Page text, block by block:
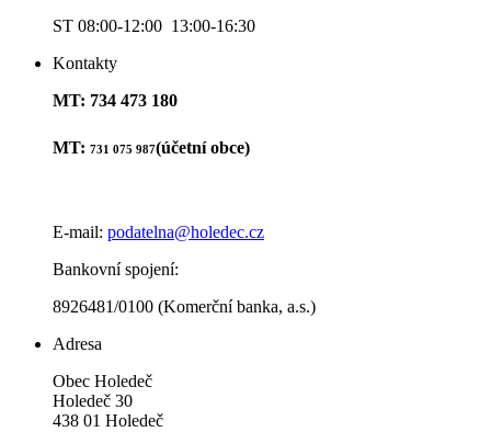
ST 08:00-12:00 13:00-16:30
Kontakty
MT: 734 473 180
MT: 731 075 987(účetní obce)
E-mail: podatelna@holedec.cz
Bankovní spojení:
8926481/0100 (Komerční banka, a.s.)
Adresa
Obec Holedeč
Holedeč 30
438 01 Holedeč